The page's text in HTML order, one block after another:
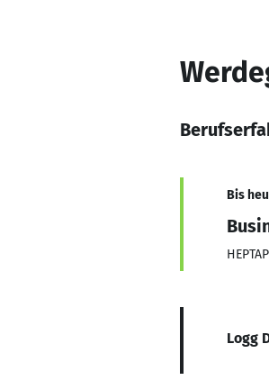
Bis
Logg